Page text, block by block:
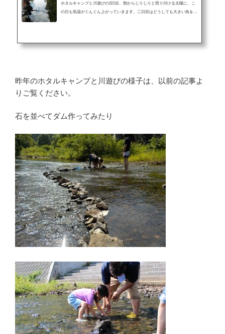
ホタルキャンプと川遊びの2日目。朝からじりじりと照り付ける太陽に、こ
の日も気温がぐんぐん上がっていきます。二日目はどうしても大きい魚を捕
できるまで、子ども達はダムの上まで朝のお散歩。お散歩から帰ってきた
昨年のホタルキャンプと川遊びの様子は、以前の記事よ
りご覧ください。
石を並べてダム作ってみたり